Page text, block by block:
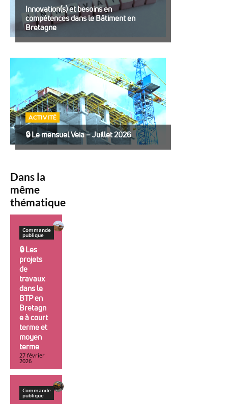
Innovation(s) et besoins en
compétences dans le Bâtiment en
Bretagne
ACTIVITÉ
🔒︎ Le mensuel Veia – Juillet 2026
Dans la
même
thématique
Commande
publique
🔒︎ Les
projets
de
travaux
dans le
BTP en
Bretagn
e à court
terme et
moyen
terme
27 février
2026
Commande
publique